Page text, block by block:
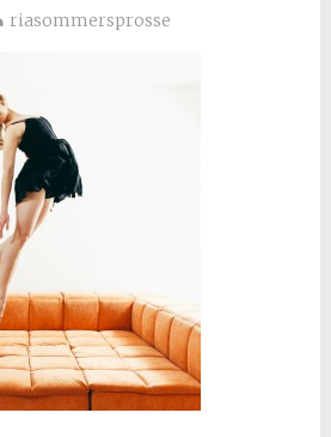
riasommersprosse